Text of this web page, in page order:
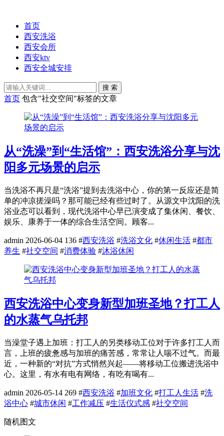
首页
西安洗浴
西安会所
西安ktv
西安全城安排
搜 索
首页 包含"社交空间"标签的文章
从“洗澡”到“生活馆”：西安洗浴分享与沈
阳多元场景的启示
当洗浴不再只是“洗浴”提到去洗浴中心，你的第一反应还是简
单的冲凉搓澡吗？那可能已经有些过时了。从源文中沈阳的洗
浴业态可以看到，现代洗浴中心早已演变成了集休闲、餐饮、
娱乐、康养于一体的综合生活空间。顾客...
admin 2026-06-04 136 #西安洗浴 #洗浴文化 #休闲生活 #都市
养生 #社交空间 #消费体验 #沐浴休闲
西安洗浴中心变身新型加班圣地？打工人
的水蒸气乌托邦
当澡堂子遇上加班：打工人的另类移动工位对于许多打工人而
言，上班的疲惫感与加班的痛苦感，常常让人喘不过气。而最
近，一种新的“对抗”方式悄然兴起——将移动工位搬进洗浴中
心。这里，有水有电有网络，有吃有喝有...
admin 2026-05-14 269 #西安洗浴 #加班文化 #打工人生活 #洗
浴中心 #城市休闲 #工作减压 #生活仪式感 #社交空间
随机图文